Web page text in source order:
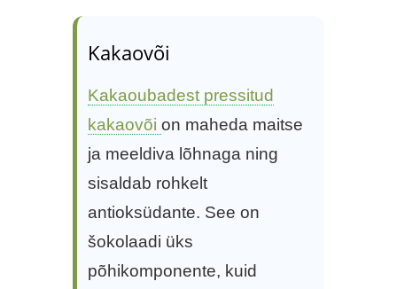
Kakaovõi
Kakaoubadest pressitud
kakaovõi on maheda maitse
ja meeldiva lõhnaga ning
sisaldab rohkelt
antioksüdante. See on
šokolaadi üks
põhikomponente, kuid